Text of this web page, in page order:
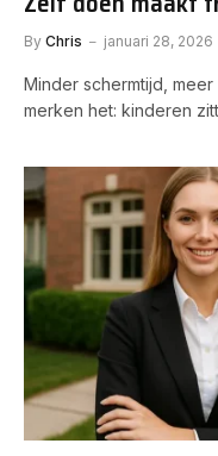
By Chris januari 28, 2026
Minder schermtijd,
merken het: kinderen